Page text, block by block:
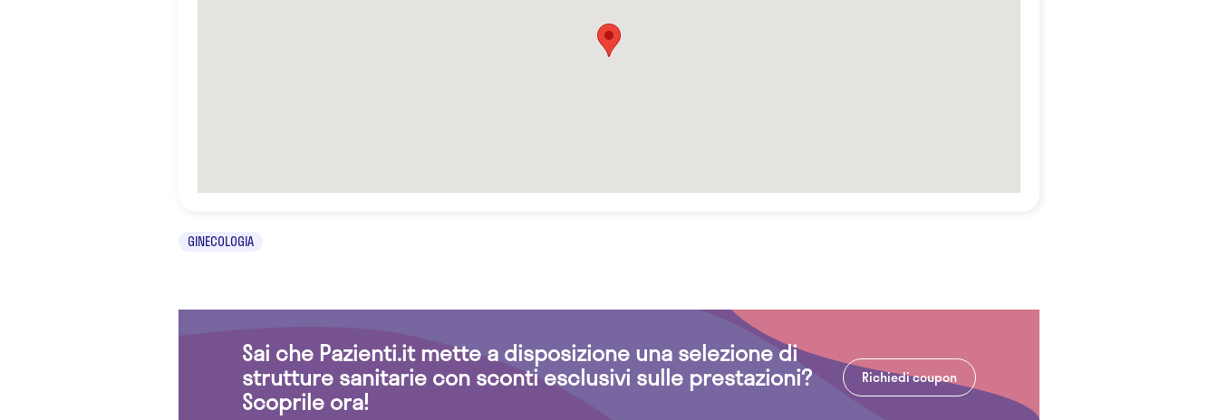
GINECOLOGIA
Sai che Pazienti.it mette a disposizione una selezione di
strutture sanitarie con sconti esclusivi sulle prestazioni?
Scoprile ora!
Richiedi coupon